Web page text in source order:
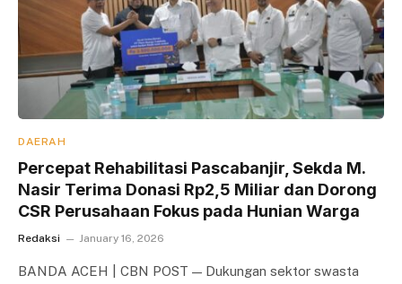
DAERAH
Percepat Rehabilitasi Pascabanjir, Sekda M.
Nasir Terima Donasi Rp2,5 Miliar dan Dorong
CSR Perusahaan Fokus pada Hunian Warga
Redaksi January 16, 2026
BANDA ACEH | CBN POST — Dukungan sektor swasta